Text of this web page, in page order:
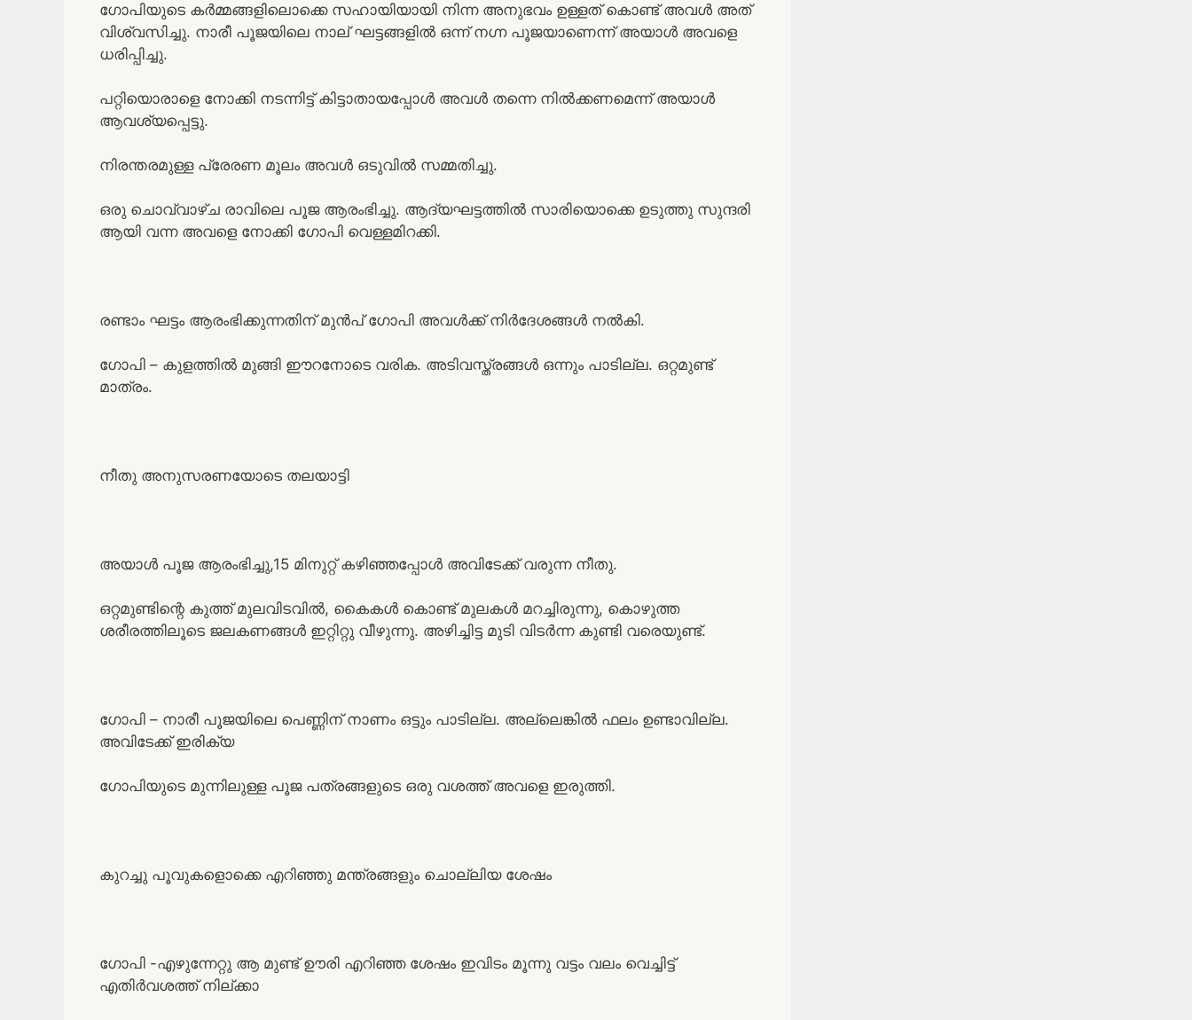
ഗോപിയുടെ കർമ്മങ്ങളിലൊക്കെ സഹായിയായി നിന്ന അനുഭവം ഉള്ളത് കൊണ്ട് അവൾ അത്
വിശ്വസിച്ചു. നാരീ പൂജയിലെ നാല് ഘട്ടങ്ങളിൽ ഒന്ന് നഗ്ന പൂജയാണെന്ന് അയാൾ അവളെ
ധരിപ്പിച്ചു.
പറ്റിയൊരാളെ നോക്കി നടന്നിട്ട് കിട്ടാതായപ്പോൾ അവൾ തന്നെ നിൽക്കണമെന്ന് അയാൾ
ആവശ്യപ്പെട്ടു.
നിരന്തരമുള്ള പ്രേരണ മൂലം അവൾ ഒടുവിൽ സമ്മതിച്ചു.
ഒരു ചൊവ്വാഴ്ച രാവിലെ പൂജ ആരംഭിച്ചു. ആദ്യഘട്ടത്തിൽ സാരിയൊക്കെ ഉടുത്തു സുന്ദരി
ആയി വന്ന അവളെ നോക്കി ഗോപി വെള്ളമിറക്കി.
രണ്ടാം ഘട്ടം ആരംഭിക്കുന്നതിന് മുൻപ് ഗോപി അവൾക്ക് നിർദേശങ്ങൾ നൽകി.
ഗോപി – കുളത്തിൽ മുങ്ങി ഈറനോടെ വരിക. അടിവസ്ത്രങ്ങൾ ഒന്നും പാടില്ല. ഒറ്റമുണ്ട്
മാത്രം.
നീതു അനുസരണയോടെ തലയാട്ടി
അയാൾ പൂജ ആരംഭിച്ചു,15 മിനുറ്റ് കഴിഞ്ഞപ്പോൾ അവിടേക്ക് വരുന്ന നീതു.
ഒറ്റമുണ്ടിന്റെ കുത്ത് മുലവിടവിൽ, കൈകൾ കൊണ്ട് മുലകൾ മറച്ചിരുന്നു, കൊഴുത്ത
ശരീരത്തിലൂടെ ജലകണങ്ങൾ ഇറ്റിറ്റു വീഴുന്നു. അഴിച്ചിട്ട മുടി വിടർന്ന കുണ്ടി വരെയുണ്ട്.
ഗോപി – നാരീ പൂജയിലെ പെണ്ണിന് നാണം ഒട്ടും പാടില്ല. അല്ലെങ്കിൽ ഫലം ഉണ്ടാവില്ല.
അവിടേക്ക് ഇരിക്യ
ഗോപിയുടെ മുന്നിലുള്ള പൂജ പത്രങ്ങളുടെ ഒരു വശത്ത് അവളെ ഇരുത്തി.
കുറച്ചു പൂവുകളൊക്കെ എറിഞ്ഞു മന്ത്രങ്ങളും ചൊല്ലിയ ശേഷം
ഗോപി -എഴുന്നേറ്റു ആ മുണ്ട് ഊരി എറിഞ്ഞ ശേഷം ഇവിടം മൂന്നു വട്ടം വലം വെച്ചിട്ട്
എതിർവശത്ത് നില്ക്കാ